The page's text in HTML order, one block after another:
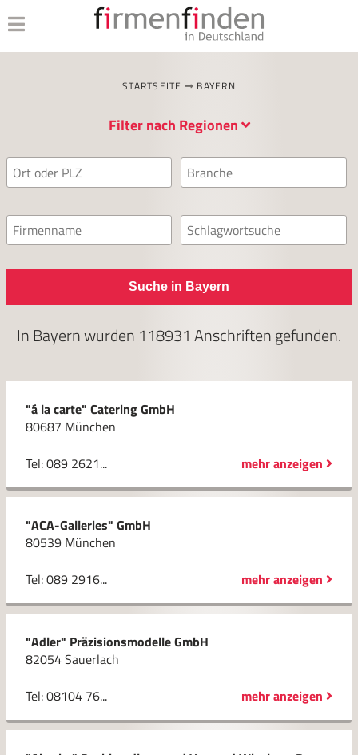
STARTSEITE BAYERN
Filter nach Regionen
Suche in Bayern
InBayernwurden 118931 Anschriften gefunden.
"á la carte" Catering GmbH
80687 München
Tel: 089 2621...
mehr anzeigen
"ACA-Galleries" GmbH
80539 München
Tel: 089 2916...
mehr anzeigen
"Adler" Präzisionsmodelle GmbH
82054 Sauerlach
Tel: 08104 76...
mehr anzeigen